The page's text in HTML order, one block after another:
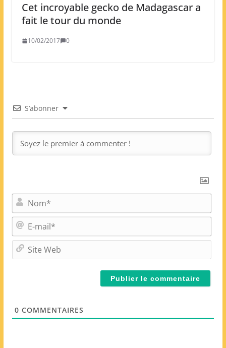
Cet incroyable gecko de Madagascar a
fait le tour du monde
10/02/2017 0
S’abonner
o
m
-
m
i
0 COMMENTAIRES